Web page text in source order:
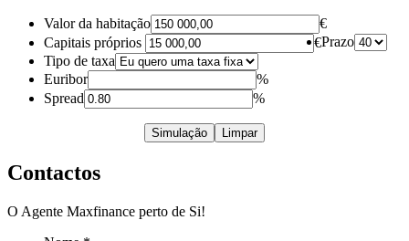
Valor da habitação
€
Capitais próprios
€Prazo
Tipo de taxa
Euribor
%
Spread
%
Simulação Limpar
Contactos
O Agente Maxfinance perto de Si!